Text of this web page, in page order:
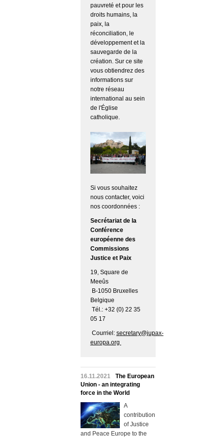
pauvreté et pour les
droits humains, la
paix, la
réconciliation, le
développement et la
sauvegarde de la
création. Sur ce site
vous obtiendrez des
informations sur
notre réseau
international au sein
de l'Église
catholique.
Si vous souhaitez
nous contacter, voici
nos coordonnées :
Secrétariat de la
Conférence
européenne des
Commissions
Justice et Paix
19, Square de
Meeûs
B-1050 Bruxelles
Belgique
Tél.: +32 (0) 22 35
05 17
Courriel: secretary@jupax-
europa.org
16.11.2021
The European
Union - an integrating
force in the World
A
contribution
of Justice
and Peace Europe to the